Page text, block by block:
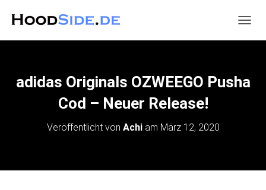
A
A
adidas Originals OZWEEGO Pusha
Cod – Neuer Release!
Veröffentlicht von Achiam März 12, 2020